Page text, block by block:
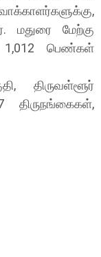
மேற்கு
1,012 பெண்கள்
திருவள்ளூர்
திருநங்கைகள்,